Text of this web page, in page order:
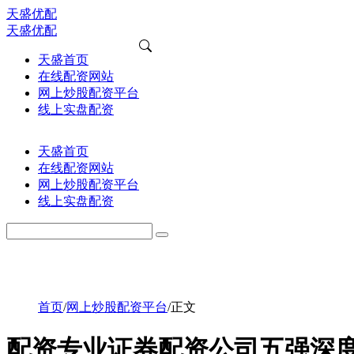
天盛优配
天盛优配
天盛首页
在线配资网站
网上炒股配资平台
线上实盘配资
天盛首页
在线配资网站
网上炒股配资平台
线上实盘配资
首页/网上炒股配资平台/正文